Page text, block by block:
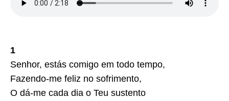
1
Senhor, estás comigo em todo tempo,
Fazendo-me feliz no sofrimento,
O dá-me cada dia o Teu sustento